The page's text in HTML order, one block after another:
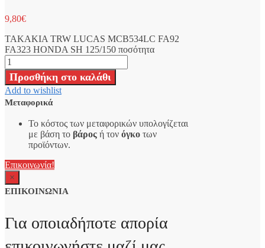
9,80€
ΤΑΚΑΚΙΑ TRW LUCAS MCB534LC FA92
FA323 HONDA SH 125/150 ποσότητα
Προσθήκη στο καλάθι
Add to wishlist
Μεταφορικά
Το κόστος των μεταφορικών υπολογίζεται
με βάση το βάρος ή τον όγκο των
προϊόντων.
Επικοινωνία!
×
ΕΠΙΚΟΙΝΩΝΙΑ
Για οποιαδήποτε απορία